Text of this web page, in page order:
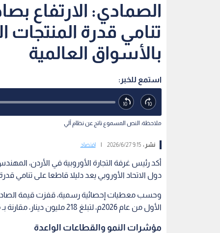
الصمادي: الارتفاع
تنامي قدرة المنتجات
بالأسواق العالمية
استمع للخبر:
ملاحظة: النص المسموع ناتج عن نظام آلي
نشر :9:15 2026/6/27 اقتصاد
أكد رئيس غرفة التجارة الأوروبية في الأردن،
دول الاتحاد الأوروبي يعد دليلا قاطعا على تنامي
الأول من عام 2026م، لتبلغ 218 مليون دينار، مقارنة بـ 146 مليون دينار للفترة نفسها من العام الماضي.
مؤشرات النمو والقطاعات الواعدة